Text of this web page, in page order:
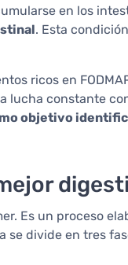
en los
. Esta
ricos en
lucha constante
objetivo
Es un proceso
se divide en tres